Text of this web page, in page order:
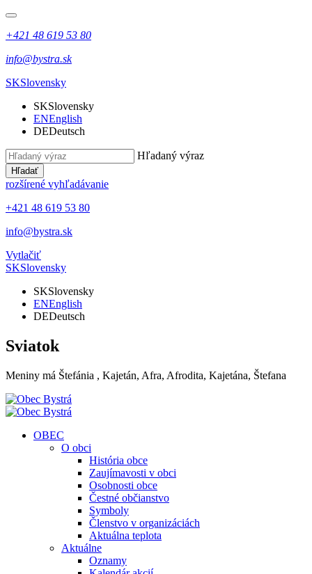
+421 48 619 53 80
info@bystra.sk
SKSlovensky
SKSlovensky
ENEnglish
DEDeutsch
Hľadaný výraz
Hľadať
rozšírené vyhľadávanie
+421 48 619 53 80
info@bystra.sk
Vytlačiť
SKSlovensky
SKSlovensky
ENEnglish
DEDeutsch
Sviatok
Meniny má Štefánia , Kajetán, Afra, Afrodita, Kajetána, Štefana
OBEC
O obci
História obce
Zaujímavosti v obci
Osobnosti obce
Čestné občianstvo
Symboly
Členstvo v organizáciách
Aktuálna teplota
Aktuálne
Oznamy